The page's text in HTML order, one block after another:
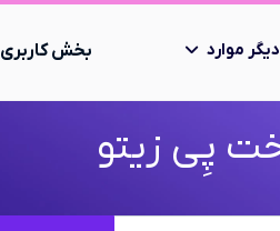
دیگر موارد بخش کاربری
پِی زیتو